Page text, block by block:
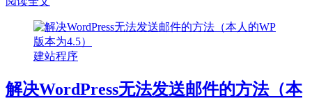
建站程序
解决WordPress无法发送邮件的方法（本